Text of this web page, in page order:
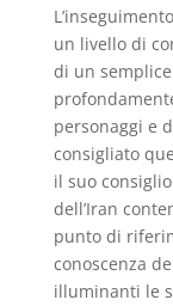
un livello di
di un
personaggi e
consigliato
il suo
dell’Iran
punto di
conoscenza
illuminanti le